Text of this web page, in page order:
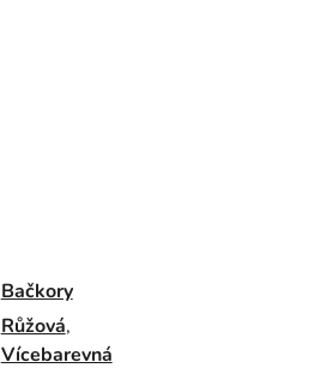
Bačkory
Růžová,
Vícebarevná